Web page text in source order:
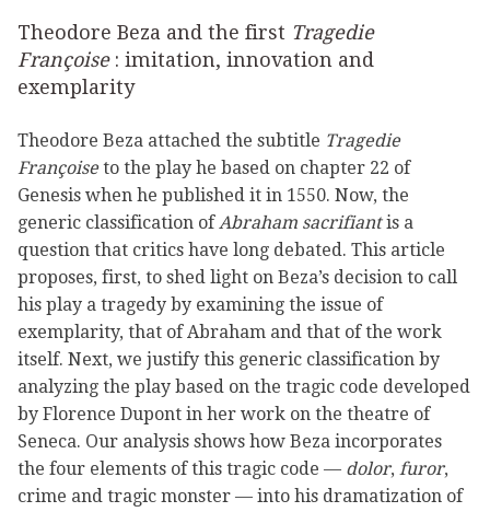
Theodore Beza and the first Tragedie
Françoise: imitation, innovation and
exemplarity
Theodore Beza attached the subtitle Tragedie
Françoiseto the play he based on chapter 22 of
Genesis when he published it in 1550. Now, the
generic classification ofAbraham sacrifiantis a
question that critics have long debated. This article
proposes, first, to shed light on Beza’s decision to call
his play a tragedy by examining the issue of
exemplarity, that of Abraham and that of the work
itself. Next, we justify this generic classification by
analyzing the play based on the tragic code developed
by Florence Dupont in her work on the theatre of
Seneca. Our analysis shows how Beza incorporates
the four elements of this tragic code — dolor, furor,
crime and tragic monster — into his dramatization of